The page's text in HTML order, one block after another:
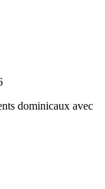
dominicaux avec